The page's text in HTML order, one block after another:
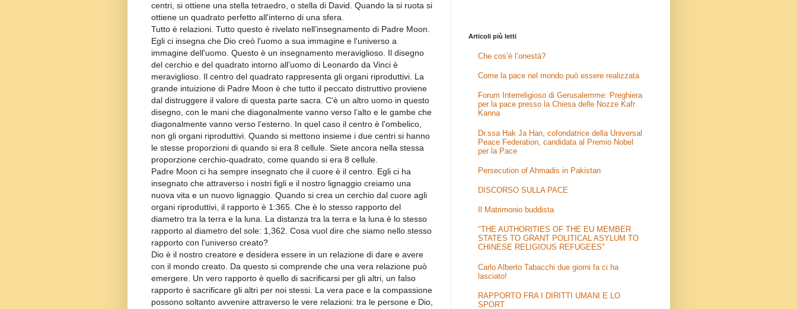
centri, si ottiene una stella tetraedro, o stella di David. Quando la si ruota si
ottiene un quadrato perfetto all'interno di una sfera.
Tutto è relazioni. Tutto questo è rivelato nell’insegnamento di Padre Moon.
Egli ci insegna che Dio creò l'uomo a sua immagine e l'universo a
immagine dell'uomo. Questo è un insegnamento meraviglioso. Il disegno
del cerchio e del quadrato intorno all’uomo di Leonardo da Vinci è
meraviglioso. Il centro del quadrato rappresenta gli organi riproduttivi. La
grande intuizione di Padre Moon è che tutto il peccato distruttivo proviene
dal distruggere il valore di questa parte sacra. C'è un altro uomo in questo
disegno, con le mani che diagonalmente vanno verso l’alto e le gambe che
diagonalmente vanno verso l’esterno. In quel caso il centro è l'ombelico,
non gli organi riproduttivi. Quando si mettono insieme i due centri si hanno
le stesse proporzioni di quando si era 8 cellule. Siete ancora nella stessa
proporzione cerchio-quadrato, come quando si era 8 cellule.
Padre Moon ci ha sempre insegnato che il cuore è il centro. Egli ci ha
insegnato che attraverso i nostri figli e il nostro lignaggio creiamo una
nuova vita e un nuovo lignaggio. Quando si crea un cerchio dal cuore agli
organi riproduttivi, il rapporto è 1:365. Che è lo stesso rapporto del
diametro tra la terra e la luna. La distanza tra la terra e la luna è lo stesso
rapporto al diametro del sole: 1,362. Cosa vuol dire che siamo nello stesso
rapporto con l'universo creato?
Dio è il nostro creatore e desidera essere in un relazione di dare e avere
con il mondo creato. Da questo si comprende che una vera relazione può
emergere. Un vero rapporto è quello di sacrificarsi per gli altri, un falso
rapporto è sacrificare gli altri per noi stessi. La vera pace e la compassione
possono soltanto avvenire attraverso le vere relazioni: tra le persone e Dio,
Articoli più letti
Che cos’è l’onestà?
Come la pace nel mondo può essere realizzata
Forum Interreligioso di Gerusalemme: Preghiera
per la pace presso la Chiesa delle Nozze Kafr
Kanna
Dr.ssa Hak Ja Han, cofondatrice della Universal
Peace Federation, candidata al Premio Nobel
per la Pace
Persecution of Ahmadis in Pakistan
DISCORSO SULLA PACE
Il Matrimonio buddista
"THE AUTHORITIES OF THE EU MEMBER
STATES TO GRANT POLITICAL ASYLUM TO
CHINESE RELIGIOUS REFUGEES"
Carlo Alberto Tabacchi due giorni fa ci ha
lasciato!
RAPPORTO FRA I DIRITTI UMANI E LO
SPORT